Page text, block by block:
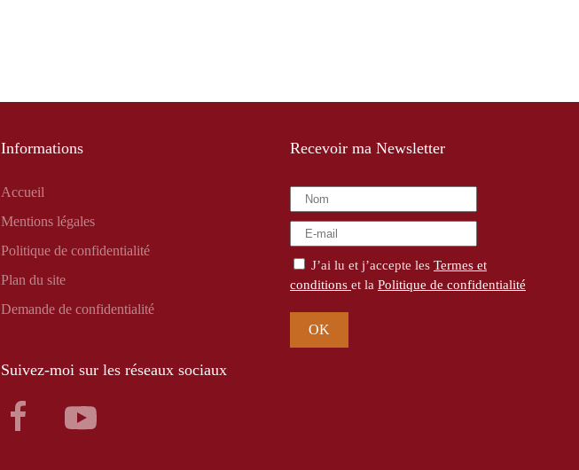
Informations
Accueil
Mentions légales
Politique de confidentialité
Plan du site
Demande de confidentialité
Suivez-moi sur les réseaux sociaux
Recevoir ma Newsletter
J’ai lu et j’accepte les Termes et
conditions et la Politique de confidentialité
OK